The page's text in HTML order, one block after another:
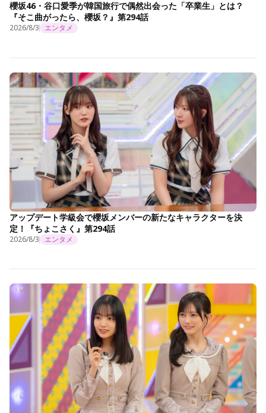
櫻坂46・谷口愛季が韓国旅行で偶然出会った「卒業生」とは？
『そこ曲がったら、櫻坂？』第294話
2026/8/3 エンタメ
アップデート学級会で櫻坂メンバーの新たなキャラクターを決
定！『ちょこさく』第294話
2026/8/3 エンタメ